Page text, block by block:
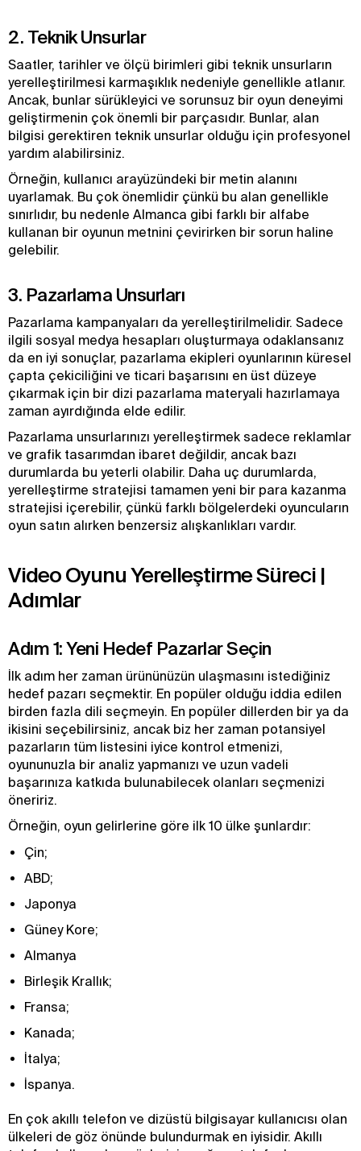
2. Teknik Unsurlar
Saatler, tarihler ve ölçü birimleri gibi teknik unsurların
yerelleştirilmesi karmaşıklık nedeniyle genellikle atlanır.
Ancak, bunlar sürükleyici ve sorunsuz bir oyun deneyimi
geliştirmenin çok önemli bir parçasıdır. Bunlar, alan
bilgisi gerektiren teknik unsurlar olduğu için profesyonel
yardım alabilirsiniz.
Örneğin, kullanıcı arayüzündeki bir metin alanını
uyarlamak. Bu çok önemlidir çünkü bu alan genellikle
sınırlıdır, bu nedenle Almanca gibi farklı bir alfabe
kullanan bir oyunun metnini çevirirken bir sorun haline
gelebilir.
3. Pazarlama Unsurları
Pazarlama kampanyaları da yerelleştirilmelidir. Sadece
ilgili sosyal medya hesapları oluşturmaya odaklansanız
da en iyi sonuçlar, pazarlama ekipleri oyunlarının küresel
çapta çekiciliğini ve ticari başarısını en üst düzeye
çıkarmak için bir dizi pazarlama materyali hazırlamaya
zaman ayırdığında elde edilir.
Pazarlama unsurlarınızı yerelleştirmek sadece reklamlar
ve grafik tasarımdan ibaret değildir, ancak bazı
durumlarda bu yeterli olabilir. Daha uç durumlarda,
yerelleştirme stratejisi tamamen yeni bir para kazanma
stratejisi içerebilir, çünkü farklı bölgelerdeki oyuncuların
oyun satın alırken benzersiz alışkanlıkları vardır.
Video Oyunu Yerelleştirme Süreci |
Adımlar
Adım 1: Yeni Hedef Pazarlar Seçin
İlk adım her zaman ürününüzün ulaşmasını istediğiniz
hedef pazarı seçmektir. En popüler olduğu iddia edilen
birden fazla dili seçmeyin. En popüler dillerden bir ya da
ikisini seçebilirsiniz, ancak biz her zaman potansiyel
pazarların tüm listesini iyice kontrol etmenizi,
oyununuzla bir analiz yapmanızı ve uzun vadeli
başarınıza katkıda bulunabilecek olanları seçmenizi
öneririz.
Örneğin, oyun gelirlerine göre ilk 10 ülke şunlardır:
Çin;
ABD;
Japonya
Güney Kore;
Almanya
Birleşik Krallık;
Fransa;
Kanada;
İtalya;
İspanya.
En çok akıllı telefon ve dizüstü bilgisayar kullanıcısı olan
ülkeleri de göz önünde bulundurmak en iyisidir. Akıllı